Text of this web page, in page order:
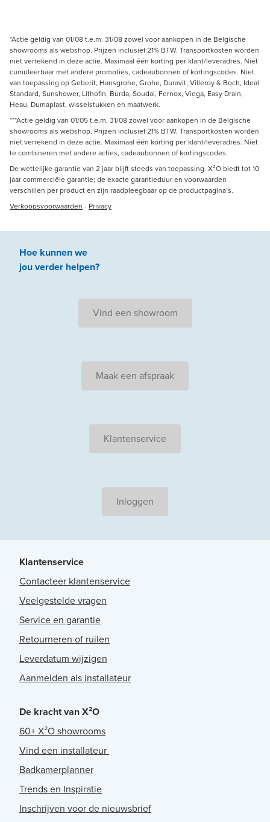
*Actie geldig van 01/08 t.e.m. 31/08 zowel voor aankopen in de Belgische
showrooms als webshop. Prijzen inclusief 21% BTW. Transportkosten worden
niet verrekend in deze actie. Maximaal één korting per klant/leveradres. Niet
cumuleerbaar met andere promoties, cadeaubonnen of kortingscodes. Niet
van toepassing op Geberit, Hansgrohe, Grohe, Duravit, Villeroy & Boch, Ideal
Standard, Sunshower, Lithofin, Burda, Soudal, Fernox, Viega, Easy Drain,
Heau, Dumaplast, wisselstukken en maatwerk.
***Actie geldig van 01/05 t.e.m. 31/08 zowel voor aankopen in de Belgische
showrooms als webshop. Prijzen inclusief 21% BTW. Transportkosten worden
niet verrekend in deze actie. Maximaal één korting per klant/leveradres. Niet
te combineren met andere acties, cadeaubonnen of kortingscodes.
De wettelijke garantie van 2 jaar blijft steeds van toepassing. X²O biedt tot 10
jaar commerciële garantie; de exacte garantieduur en voorwaarden
verschillen per product en zijn raadpleegbaar op de productpagina’s.
Verkoopsvoorwaarden - Privacy
Hoe kunnen we
jouverder helpen?
Vind een showroom
Maak een afspraak
Klantenservice
Inloggen
Klantenservice
Contacteer klantenservice
Veelgestelde vragen
Service en garantie
Retourneren of ruilen
Leverdatum wijzigen
Aanmelden als installateur
De kracht van X²O
60+ X²O showrooms
Vind een installateur
Badkamerplanner
Trends en Inspiratie
Inschrijven voor de nieuwsbrief